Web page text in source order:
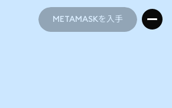
METAMASKを入手